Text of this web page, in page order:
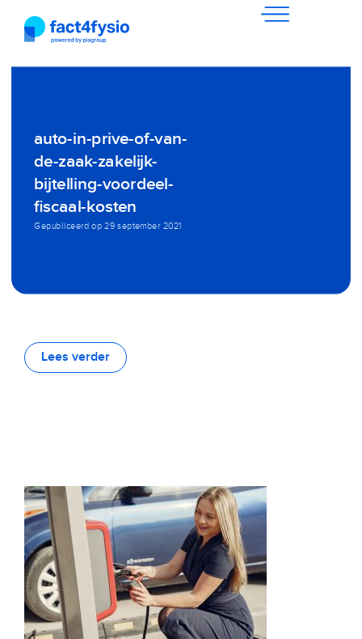
auto-in-prive-of-van-
de-zaak-zakelijk-
bijtelling-voordeel-
fiscaal-kosten
Gepubliceerd op 29 september 2021
Lees verder